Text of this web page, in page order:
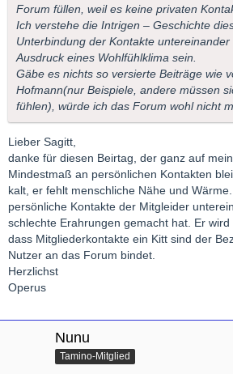
Forum füllen, weil es keine privaten
Ich verstehe die Intrigen – Geschichte
Unterbindung der Kontakte
Ausdruck eines Wohlfühlklima sein.
Gäbe es nichts so versierte Beiträge wie
Hofmann(nur Beispiele, andere müssen
fühlen), würde ich das Forum wohl nicht
Lieber Sagitt,
danke für diesen Beirtag, der ganz auf
Mindestmaß an persönlichen Kontakten
kalt, er fehlt menschliche Nähe und
persönliche Kontakte der Mitgleider
schlechte Erahrungen gemacht hat. Er wird
dass Mitgliederkontakte ein Kitt sind der
Nutzer an das Forum bindet.
Herzlichst
Operus
Nunu
Tamino-Mitglied